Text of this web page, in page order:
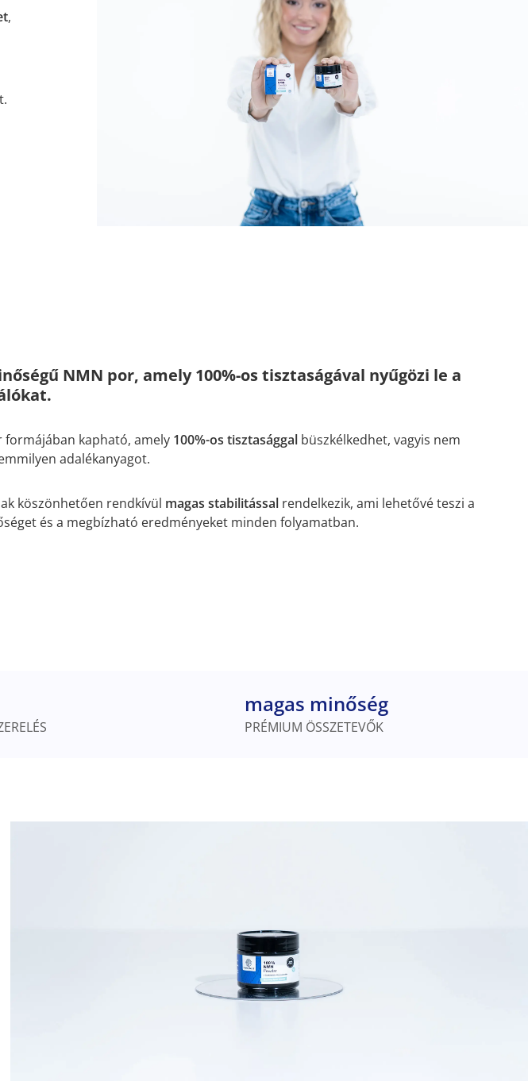
,
NMN por, amely 100%-os tisztaságával nyűgözi le a
formájában kapható, amely 100%-os tisztasággal büszkélkedhet, vagyis nem
adalékanyagot.
köszönhetően rendkívül magas stabilitással rendelkezik, ami lehetővé teszi a
és a megbízható eredményeket minden folyamatban.
magas minőség
PRÉMIUM ÖSSZETEVŐK